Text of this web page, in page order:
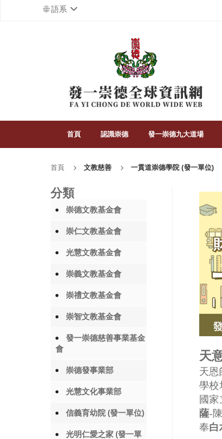
語系
首頁 認識崇德 發一崇德九大道場
首頁 文教慈善 一貫道崇德學院 (發一單位)
分類
崇德文教基金會
崇仁文教基金會
光慧文教基金會
崇義文教基金會
崇禮文教基金會
崇智文教基金會
發一崇德慈善事業基金
會
崇德發事業部
光慧文化事業部
信義育幼院 (發一單位)
光明仁愛之家 (發一單
天
天恩
學校
國
薩-
奉白